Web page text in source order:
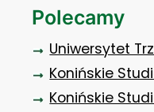
Polecamy
Uniwersytet
Konińskie
Konińskie